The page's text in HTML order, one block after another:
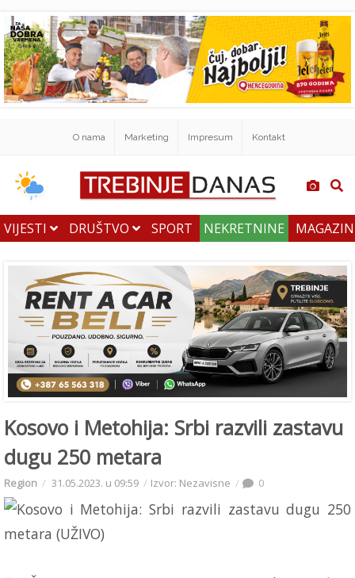
O nama Marketing Impresum Kontakt
VIJESTI DRUŠTVO SPORT NEKRETNINE
Kosovo i Metohija: Srbi razvili zastavu
dugu 250 metara
Region 31.05.2023. u 09:59 Izvor: Nezavisne 0